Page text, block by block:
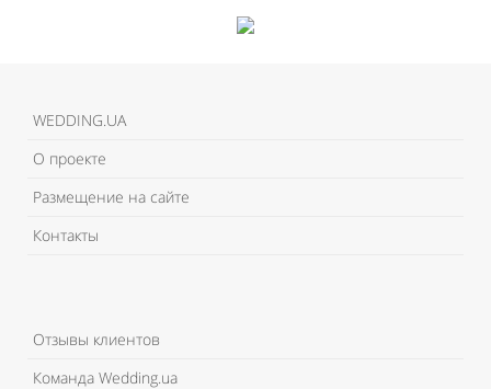
WEDDING.UA
О проекте
Размещение на сайте
Контакты
Отзывы клиентов
Команда Wedding.ua